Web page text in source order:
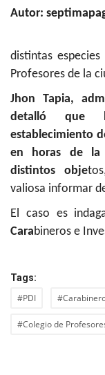
Autor:
distintas
Profesores de la
Jhon Tapia,
detalló que
establecimiento
en horas de la
distintos obje
valiosa informar
El caso es
Carabineros e
Tags:
#PDI
#Colegio de